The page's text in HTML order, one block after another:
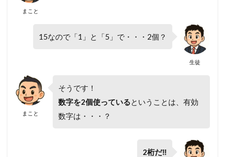
まこと
生徒
15なので「1」と「5」で・・・2個？
まこと
そうです！
数字を2個使っているということは、有効
数字は・・・？
2桁だ‼